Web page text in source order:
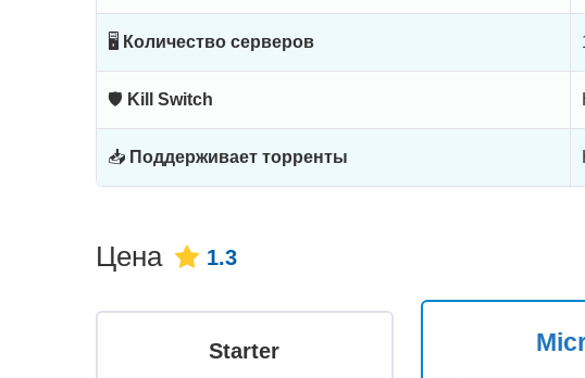
🖥 Количество серверов
🛡 Kill Switch
📥 Поддерживает торренты
Цена 1.3
Starter